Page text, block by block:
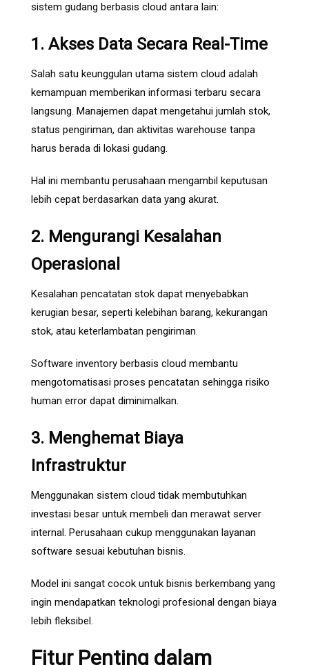
sistem gudang berbasis cloud antara lain:
1. Akses Data Secara Real-Time
Salah satu keunggulan utama sistem cloud adalah
kemampuan memberikan informasi terbaru secara
langsung. Manajemen dapat mengetahui jumlah stok,
status pengiriman, dan aktivitas warehouse tanpa
harus berada di lokasi gudang.
Hal ini membantu perusahaan mengambil keputusan
lebih cepat berdasarkan data yang akurat.
2. Mengurangi Kesalahan
Operasional
Kesalahan pencatatan stok dapat menyebabkan
kerugian besar, seperti kelebihan barang, kekurangan
stok, atau keterlambatan pengiriman.
Software inventory berbasis cloud membantu
mengotomatisasi proses pencatatan sehingga risiko
human error dapat diminimalkan.
3. Menghemat Biaya
Infrastruktur
Menggunakan sistem cloud tidak membutuhkan
investasi besar untuk membeli dan merawat server
internal. Perusahaan cukup menggunakan layanan
software sesuai kebutuhan bisnis.
Model ini sangat cocok untuk bisnis berkembang yang
ingin mendapatkan teknologi profesional dengan biaya
lebih fleksibel.
Fitur Penting dalam